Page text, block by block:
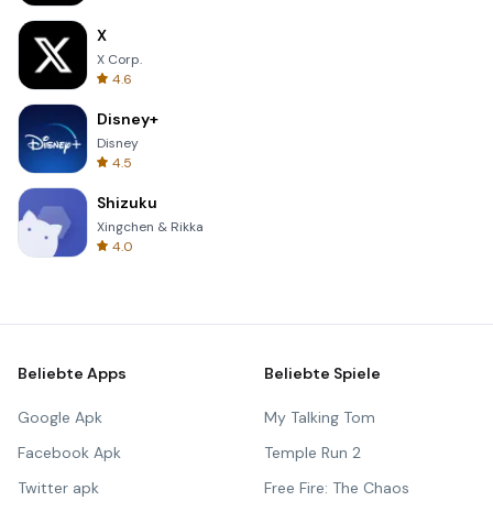
X
X Corp.
4.6
Disney+
Disney
4.5
Shizuku
Xingchen & Rikka
4.0
Beliebte Apps
Google Apk
Facebook Apk
Twitter apk
Beliebte Spiele
My Talking Tom
Temple Run 2
Free Fire: The Chaos